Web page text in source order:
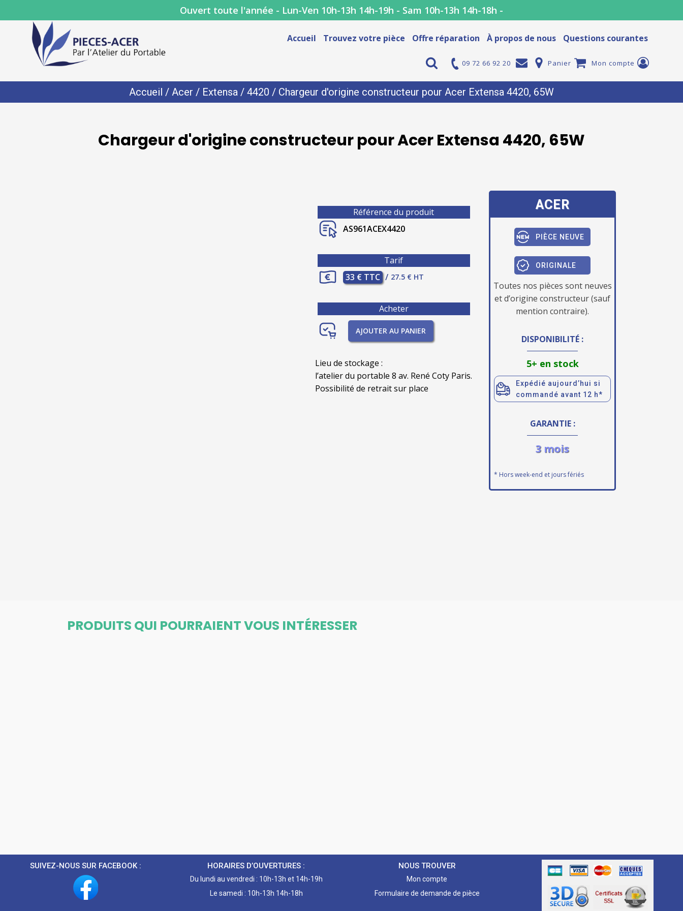
Ouvert toute l'année - Lun-Ven 10h-13h 14h-19h - Sam 10h-13h 14h-18h -
Accueil Trouvez votre pièce Offre réparation À propos de nous Questions courantes
09 72 66 92 20 Panier Mon compte
Accueil / Acer / Extensa / 4420 / Chargeur d'origine constructeur pour Acer Extensa 4420, 65W
Chargeur d'origine constructeur pour Acer Extensa 4420, 65W
Référence du produit
AS961ACEX4420
Tarif
33 € TTC / 27.5 € HT
Acheter
AJOUTER AU PANIER
Lieu de stockage :
l’atelier du portable 8 av. René Coty Paris.
Possibilité de retrait sur place
ACER
PIÈCE NEUVE
ORIGINALE
Toutes nos pièces sont neuves
et d’origine constructeur (sauf
mention contraire).
DISPONIBILITÉ :
5+ en stock
Expédié aujourd’hui si
commandé avant 12 h*
GARANTIE :
3 mois
* Hors week-end et jours fériés
PRODUITS QUI POURRAIENT VOUS INTÉRESSER
SUIVEZ-NOUS SUR FACEBOOK : HORAIRES D’OUVERTURES :
Du lundi au vendredi : 10h-13h et 14h-19h
Le samedi : 10h-13h 14h-18h
NOUS TROUVER
Mon compte
Formulaire de demande de pièce